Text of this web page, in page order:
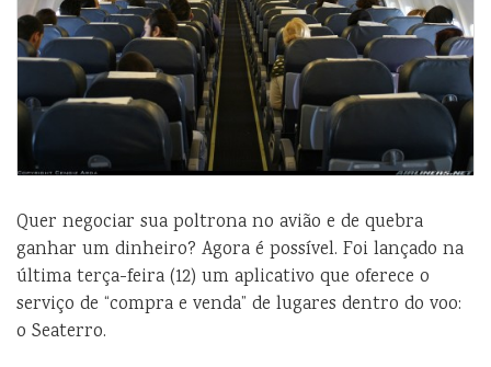
Quer negociar sua poltrona no avião e de quebra
ganhar um dinheiro? Agora é possível. Foi lançado na
última terça-feira (12) um aplicativo que oferece o
serviço de “compra e venda” de lugares dentro do voo:
o Seaterro.